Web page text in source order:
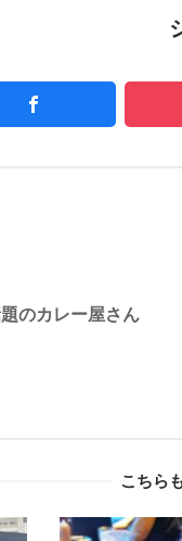
のカレー屋さん
こちら